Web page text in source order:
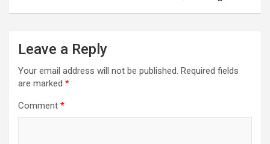
Leave a Reply
Your email address will not be published. Required fields
are marked *
Comment *